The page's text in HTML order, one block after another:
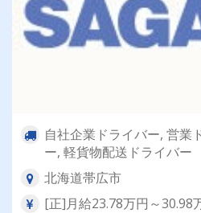
自社企業ドライバー, 営業
ー, 軽貨物配送ドライバー
北海道帯広市
[正]月給23.78万円～30.98